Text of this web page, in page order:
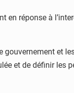
en réponse à
gouvernement et
et de définir les